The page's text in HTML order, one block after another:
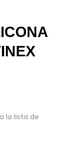
la lista de